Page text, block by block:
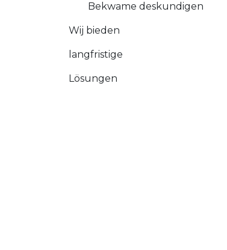
Bekwame deskundigen
Wij bieden
langfristige
Lösungen